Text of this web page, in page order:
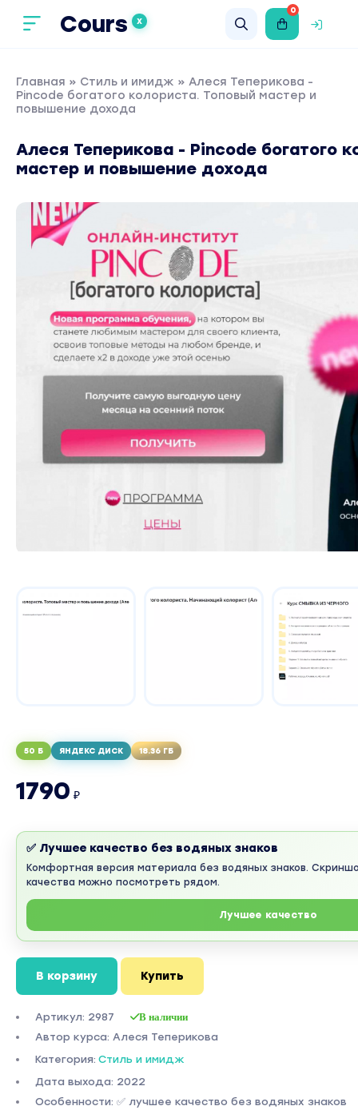
Cours X
0
Главная » Стиль и имидж » Алеся Теперикова -
Pincode богатого колориста. Топовый мастер и
повышение дохода
Алеся Теперикова - Pincode богатого
мастер и повышение дохода
50 Б ЯНДЕКС ДИСК 18.36 ГБ
1790 ₽
✅ Лучшее качество без водяных знаков
Комфортная версия материала без водяных знаков.
качества можно посмотреть рядом.
Лучшее качество
В корзину Купить
Артикул: 2987 В наличии
Автор курса: Алеся Теперикова
Категория: Стиль и имидж
Дата выхода: 2022
Особенности: ✅ лучшее качество без водяных знаков